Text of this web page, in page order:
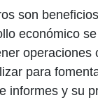
son
económico
para
informes y su